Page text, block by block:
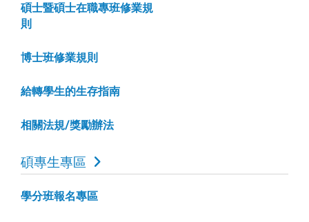
碩士暨碩士在職專班修業規
則
博士班修業規則
給轉學生的生存指南
相關法規/獎勵辦法
碩專生專區
學分班報名專區